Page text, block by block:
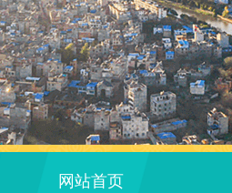
网站首页